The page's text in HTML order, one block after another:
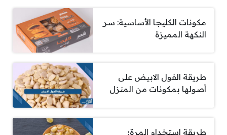
مكونات الكليجا الأساسية: سر
النكهة المميزة
طريقة الفول الابيض على
أصولها بمكونات من المنزل
طريقة استخدام المرة؛